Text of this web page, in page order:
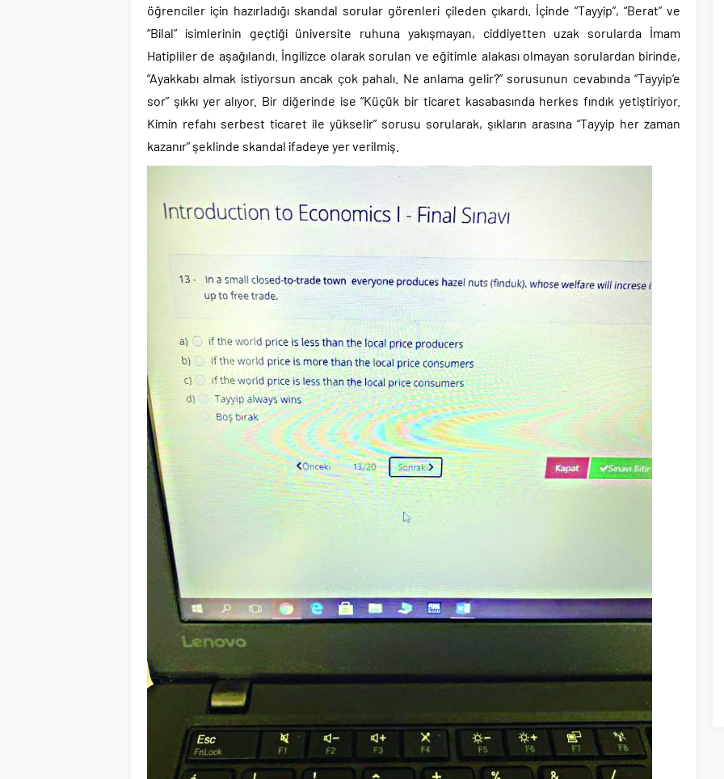
öğrenciler için hazırladığı skandal sorular görenleri çileden çıkardı. İçinde “Tayyip”, “Berat” ve
“Bilal” isimlerinin geçtiği üniversite ruhuna yakışmayan, ciddiyetten uzak sorularda İmam
Hatipliler de aşağılandı. İngilizce olarak sorulan ve eğitimle alakası olmayan sorulardan birinde,
“Ayakkabı almak istiyorsun ancak çok pahalı. Ne anlama gelir?” sorusunun cevabında “Tayyip’e
sor” şıkkı yer alıyor. Bir diğerinde ise “Küçük bir ticaret kasabasında herkes fındık yetiştiriyor.
Kimin refahı serbest ticaret ile yükselir” sorusu sorularak, şıkların arasına “Tayyip her zaman
kazanır” şeklinde skandal ifadeye yer verilmiş.